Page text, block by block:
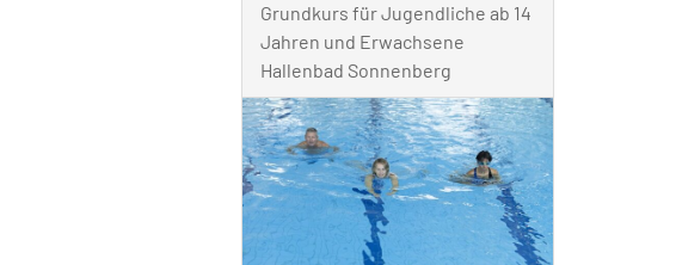
Grundkurs für Jugendliche ab 14
Jahren und Erwachsene
Hallenbad Sonnenberg